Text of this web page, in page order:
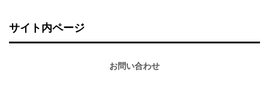
サイト内ページ
お問い合わせ